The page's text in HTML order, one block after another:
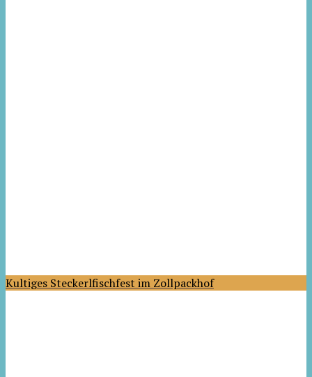
Kultiges Steckerlfischfest im Zollpackhof